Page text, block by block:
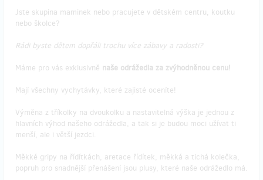
Jste skupina maminek nebo pracujete v dětském centru, koutku
nebo školce?
Rádi byste dětem dopřáli trochu více zábavy a radosti?
Máme pro vás exklusivně naše odrážedla za zvýhodněnou cenu!
Mají všechny vychytávky, které zajisté oceníte!
Výměna z tříkolky na dvoukolku a nastavitelná výška je jednou z
hlavních výhod našeho odrážedla, a tak si je budou moci užívat ti
menší, ale i větší jezdci.
Měkké gripy na řídítkách, aretace řídítek, měkká a tichá kolečka,
popruh pro snadnější přenášení jsou plusy, které naše odrážedlo má.